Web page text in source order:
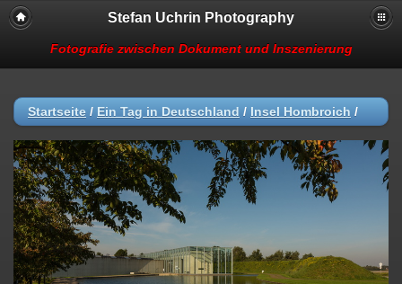
Stefan Uchrin Photography
Fotografie zwischen Dokument und Inszenierung
Startseite / Ein Tag in Deutschland / Insel Hombroich /